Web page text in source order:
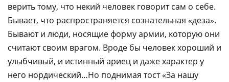
верить тому, что некий человек говорит сам о себе.
Бывает, что распространяется сознательная «деза».
Бывают и люди, носящие форму армии, которую они
считают своим врагом. Вроде бы человек хороший и
улыбчивый, и истинный ариец и даже характер у
него нордический…Но поднимая тост «За нашу